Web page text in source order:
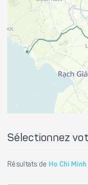
Sélectionnez
Résultats de Ho Chi Minh